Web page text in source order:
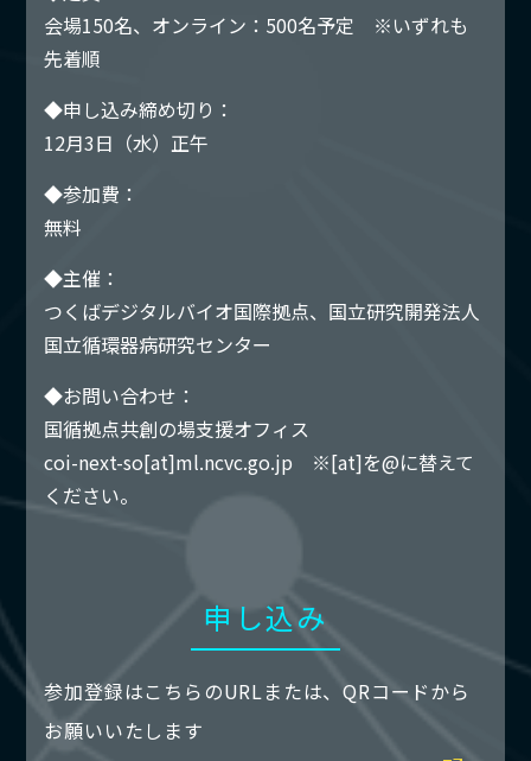
会場150名、オンライン：500名予定 ※いずれも
先着順
◆申し込み締め切り：
12月3日（水）正午
◆参加費：
無料
◆主催：
つくばデジタルバイオ国際拠点、国立研究開発法人
国立循環器病研究センター
◆お問い合わせ：
国循拠点共創の場支援オフィス
coi-next-so[at]ml.ncvc.go.jp ※[at]を@に替えて
ください。
申し込み
参加登録はこちらのURLまたは、QRコードから
お願いいたします